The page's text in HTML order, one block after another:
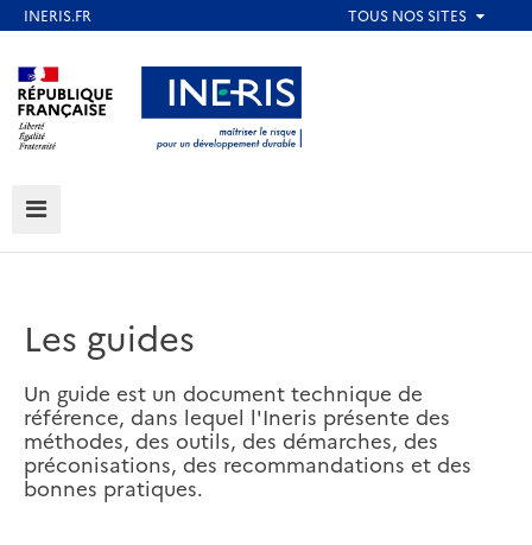
au
contenu
principal
Aller au contenu Aller au menu
Aller au pied de page
MENU
Les guides
Un guide est un document technique de
référence, dans lequel l'Ineris présente des
méthodes, des outils, des démarches, des
préconisations, des recommandations et des
bonnes pratiques.